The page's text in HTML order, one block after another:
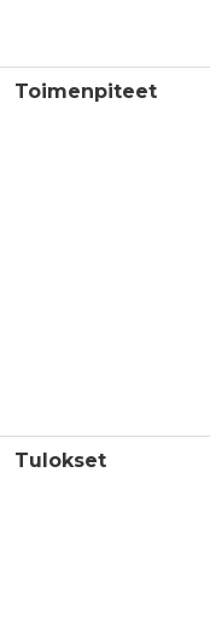
Toimenpiteet
Tulokset